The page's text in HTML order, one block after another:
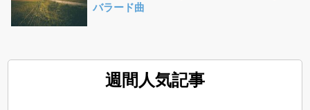
バラード曲
週間人気記事